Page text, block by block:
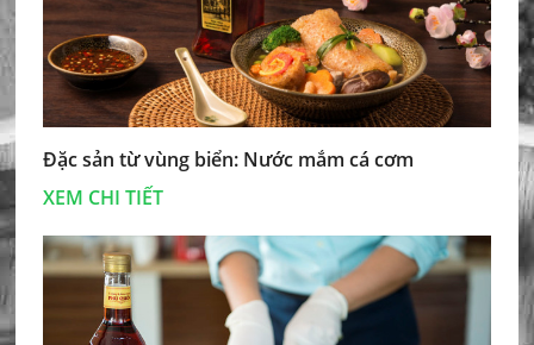
Đặc sản từ vùng biển: Nước mắm cá cơm
XEM CHI TIẾT